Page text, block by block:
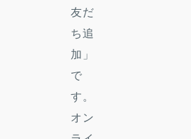
友だ
ち追
加」
で
す。
オン